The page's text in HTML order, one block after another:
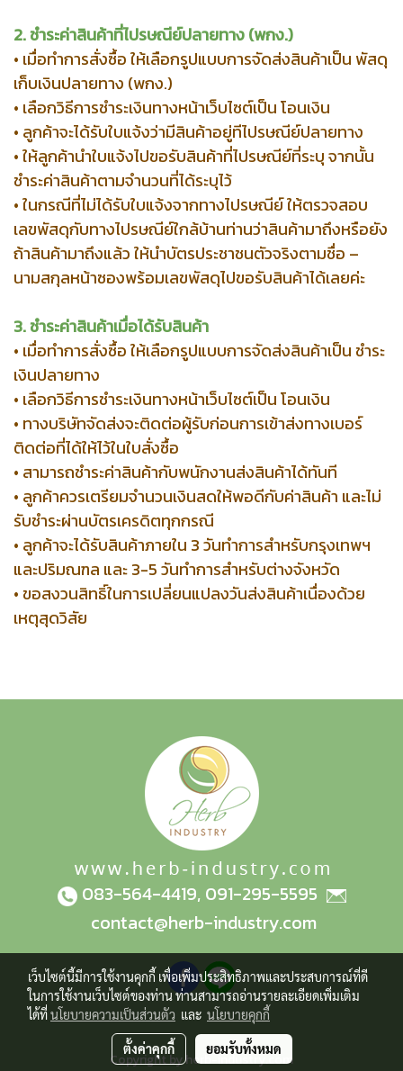
2. ชำระค่าสินค้าที่ไปรษณีย์ปลายทาง (พกง.)
• เมื่อทำการสั่งซื้อ ให้เลือกรูปแบบการจัดส่งสินค้าเป็น พัสดุ
เก็บเงินปลายทาง (พกง.)
• เลือกวิธีการชำระเงินทางหน้าเว็บไซต์เป็น โอนเงิน
• ลูกค้าจะได้รับใบแจ้งว่ามีสินค้าอยู่ทีไปรษณีย์ปลายทาง
• ให้ลูกค้านำใบแจ้งไปขอรับสินค้าที่ไปรษณีย์ที่ระบุ จากนั้น
ชำระค่าสินค้าตามจำนวนที่ได้ระบุไว้
• ในกรณีที่ไม่ได้รับใบแจ้งจากทางไปรษณีย์ ให้ตรวจสอบ
เลขพัสดุกับทางไปรษณีย์ใกล้บ้านท่านว่าสินค้ามาถึงหรือยัง
ถ้าสินค้ามาถึงแล้ว ให้นำบัตรประชาชนตัวจริงตามชื่อ –
นามสกุลหน้าซองพร้อมเลขพัสดุไปขอรับสินค้าได้เลยค่ะ
3. ชำระค่าสินค้าเมื่อได้รับสินค้า
• เมื่อทำการสั่งซื้อ ให้เลือกรูปแบบการจัดส่งสินค้าเป็น ชำระ
เงินปลายทาง
• เลือกวิธีการชำระเงินทางหน้าเว็บไซต์เป็น โอนเงิน
• ทางบริษัทจัดส่งจะติดต่อผู้รับก่อนการเข้าส่งทางเบอร์
ติดต่อที่ได้ให้ไว้ในใบสั่งซื้อ
• สามารถชำระค่าสินค้ากับพนักงานส่งสินค้าได้ทันที
• ลูกค้าควรเตรียมจำนวนเงินสดให้พอดีกับค่าสินค้า และไม่
รับชำระผ่านบัตรเครดิตทุกกรณี
• ลูกค้าจะได้รับสินค้าภายใน 3 วันทำการสำหรับกรุงเทพฯ
และปริมณฑล และ 3-5 วันทำการสำหรับต่างจังหวัด
• ขอสงวนสิทธิ์ในการเปลี่ยนแปลงวันส่งสินค้าเนื่องด้วย
เหตุสุดวิสัย
083-564-4419, 091-295-5595
contact@herb-industry.com
Copyright by herb-industry.com
เว็บไซต์นี้มีการใช้งานคุกกี้ เพื่อเพิ่มประสิทธิภาพและประสบการณ์ที่ดี
ในการใช้งานเว็บไซต์ของท่าน ท่านสามารถอ่านรายละเอียดเพิ่มเติม
ได้ที่นโยบายความเป็นส่วนตัว และ นโยบายคุกกี้
ตั้งค่าคุกกี้ ยอมรับทั้งหมด